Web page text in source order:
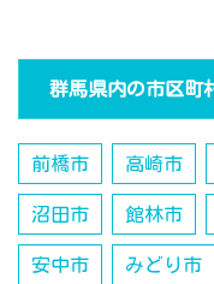
群馬県内の市区町
前橋市 高崎市
沼田市 館林市
安中市 みどり市